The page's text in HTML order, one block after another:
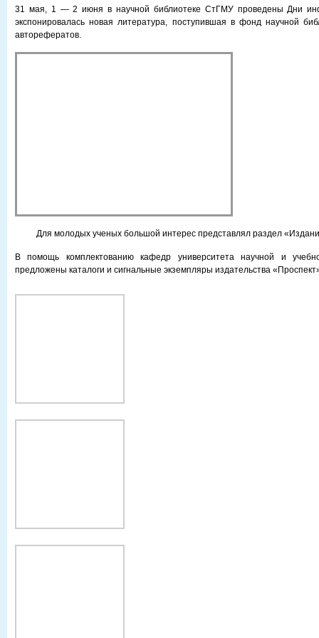
31 мая, 1 — 2 июня в научной библиотеке СтГМУ проведены Дни
экспонировалась новая литература, поступившая в фонд научной
авторефератов.
Для молодых ученых большой интерес представлял раздел
В помощь комплектованию кафедр университета научной и
предложены каталоги и сигнальные экземпляры издательства